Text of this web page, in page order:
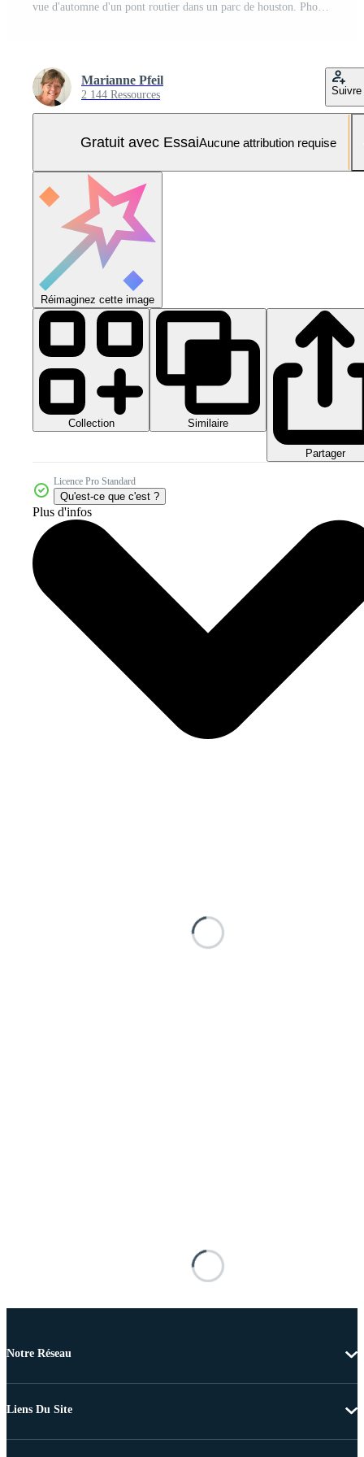
vue d'automne d'un pont routier dans un parc de houston. Photo Pro
Marianne Pfeil
2 144 Ressources Suivre
Gratuit avec EssaiAucune attribution requise
Réimaginez cette image
Collection Similaire
Partager
Licence Pro Standard
Qu'est-ce que c'est ?
Plus d'infos
Notre Réseau
Liens Du Site